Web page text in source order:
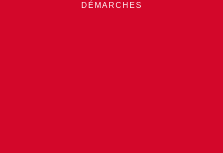
DÉMARCHES